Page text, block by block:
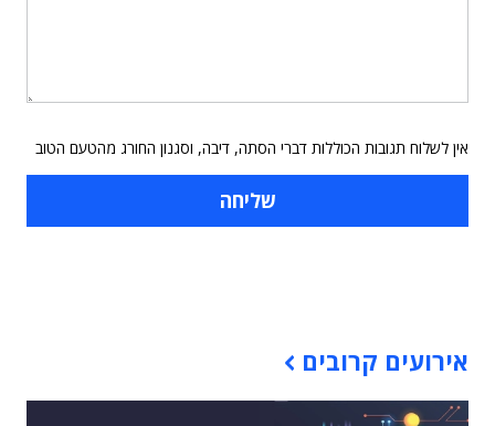
אין לשלוח תגובות הכוללות דברי הסתה, דיבה, וסגנון החורג מהטעם הטוב
אירועים קרובים